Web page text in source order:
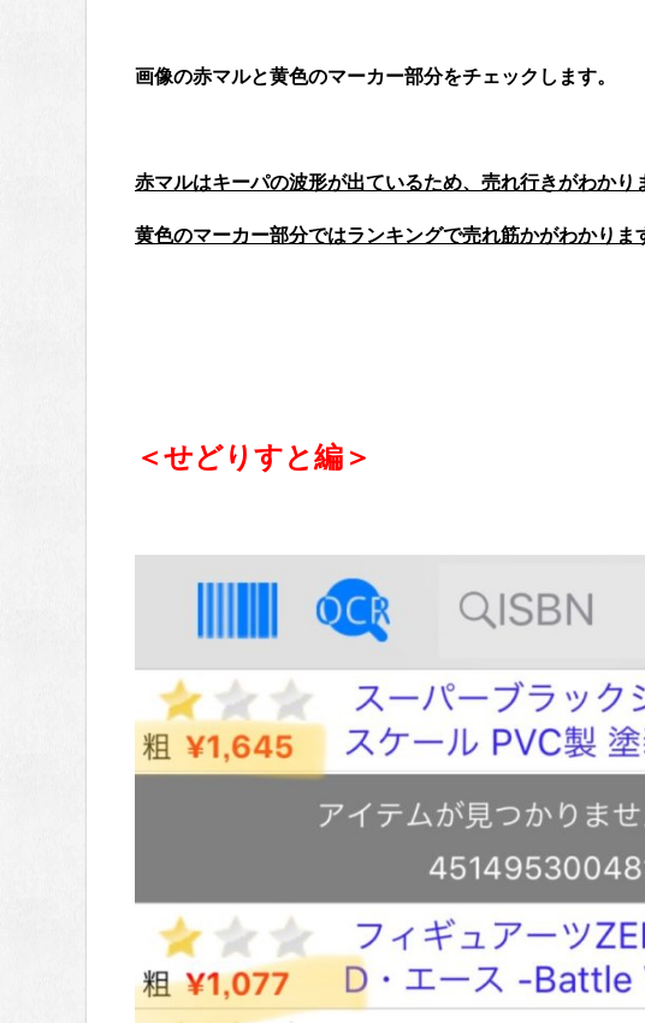
画像の赤マルと黄色のマーカー部分をチェックします。
赤マルはキーパの波形が出ているため、売れ行きがわかり
黄色のマーカー部分ではランキングで売れ筋かがわかりま
＜せどりすと編＞